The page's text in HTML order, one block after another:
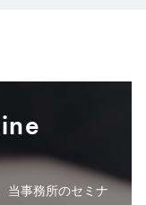
当事務所のセミナ